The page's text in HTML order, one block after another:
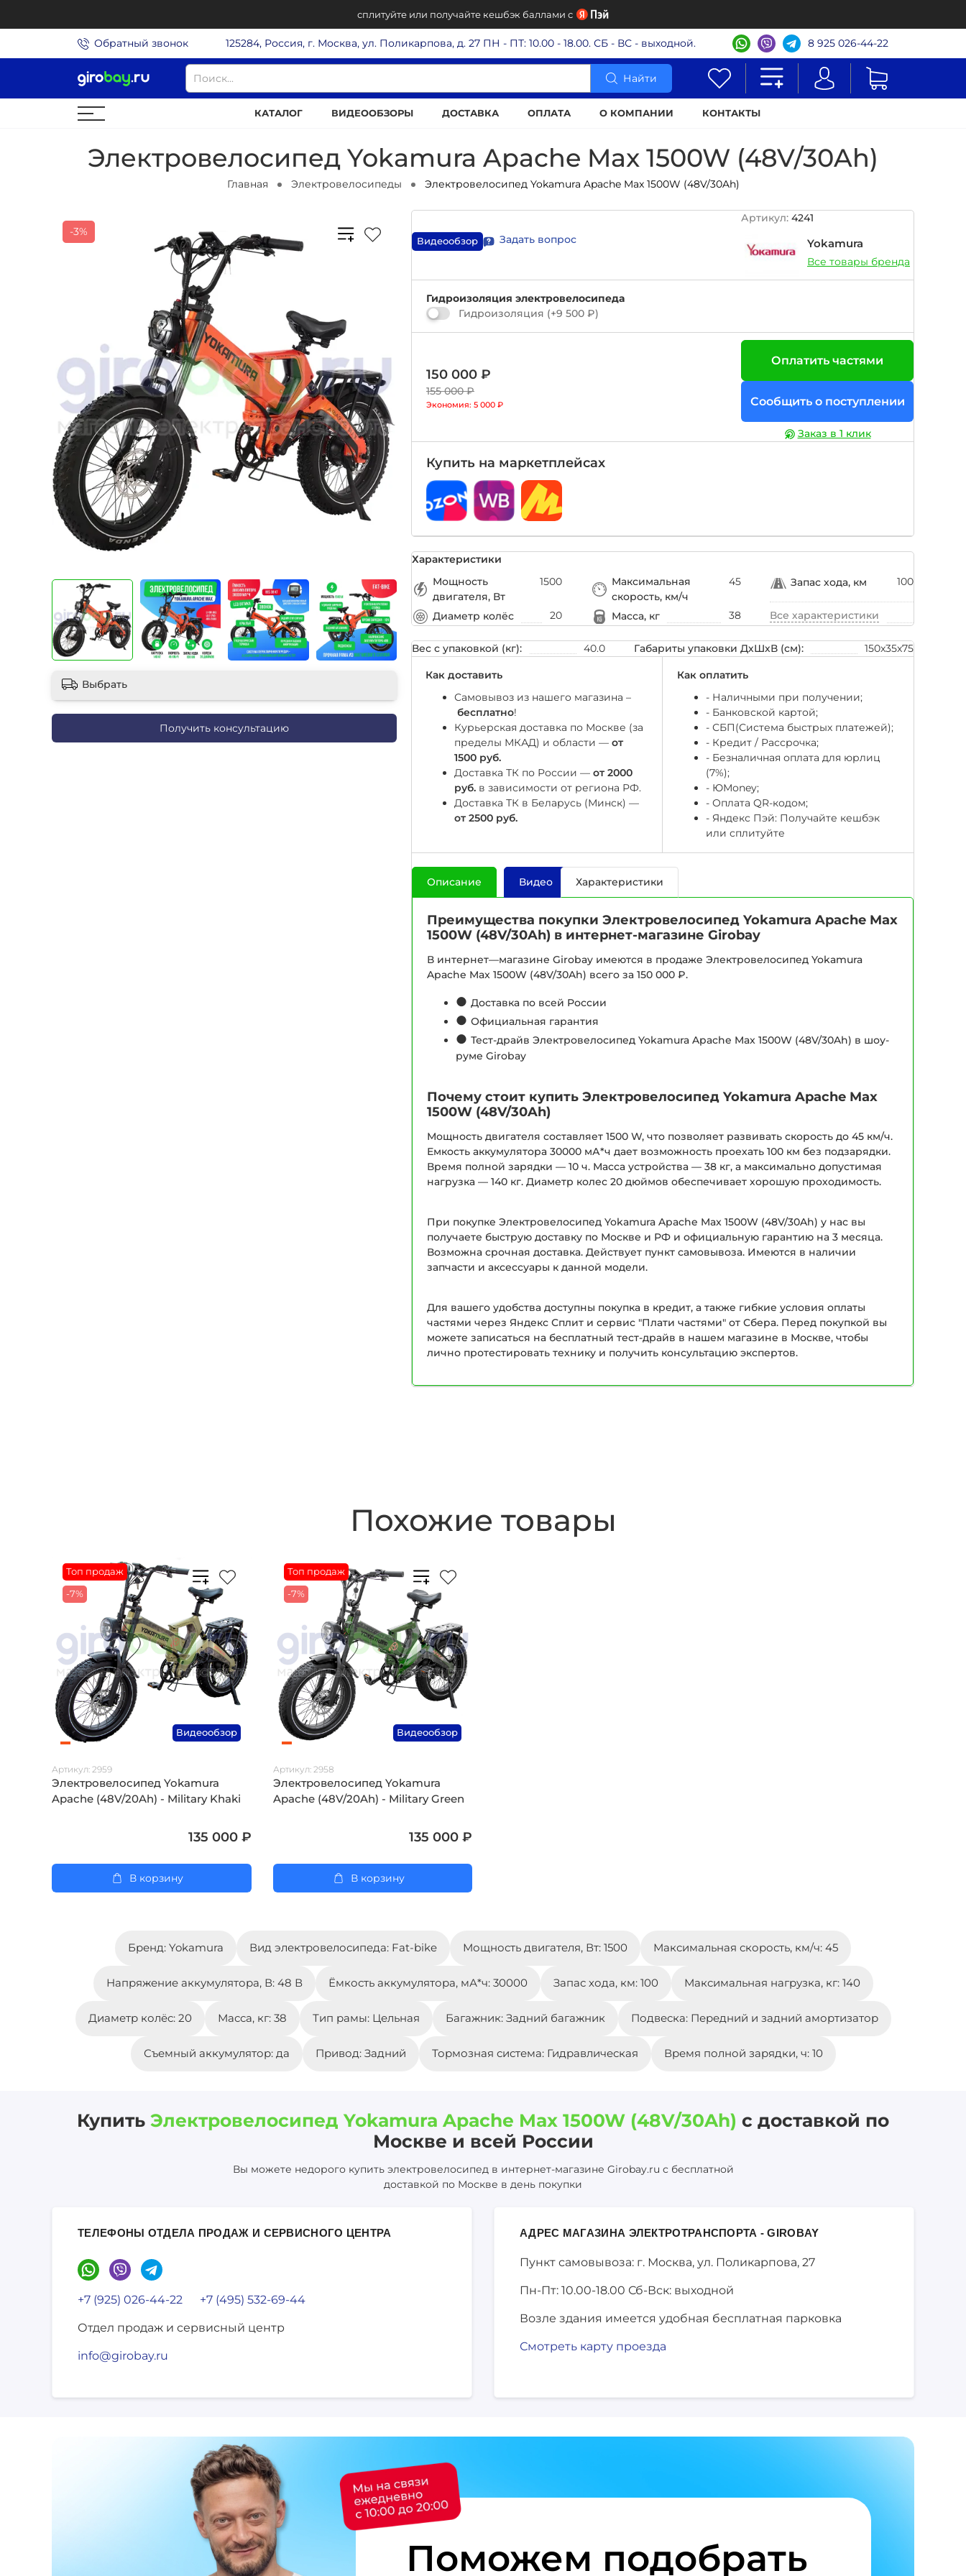
сплитуйте или получайте кешбэк баллами с
Обратный звонок 125284, Россия, г. Москва, ул. Поликарпова, д. 27 ПН - ПТ: 10.00 - 18.00. СБ - ВС - выходной. 8 925 026-44-22
Найти
КАТАЛОГ ВИДЕООБЗОРЫ ДОСТАВКА ОПЛАТА О КОМПАНИИ КОНТАКТЫ
Электровелосипед Yokamura Apache Max 1500W (48V/30Ah)
Главная Электровелосипеды Электровелосипед Yokamura Apache Max 1500W (48V/30Ah)
-3%
Выбрать
Получить консультацию
Видеообзор Задать вопрос
Артикул: 4241
Yokamura
Все товары бренда
Гидроизоляция электровелосипеда
Гидроизоляция (+9 500 ₽)
150 000 ₽
155 000 ₽
Экономия: 5 000 ₽
Оплатить частями
Сообщить о поступлении
Заказ в 1 клик
Купить на маркетплейсах
Характеристики
Мощность
двигателя, Вт
1500
Максимальная
скорость, км/ч
45 Запас хода, км 100
Диаметр колёс 20 Масса, кг 38 Все характеристики
Вес с упаковкой (кг): 40.0 Габариты упаковки ДхШхВ (см): 150x35x75
Как доставить
Самовывоз из нашего магазина –
бесплатно!
Курьерская доставка по Москве (за
пределы МКАД) и области — от
1500 руб.
Доставка ТК по России — от 2000
руб. в зависимости от региона РФ.
Доставка ТК в Беларусь (Минск) —
от 2500 руб.
Как оплатить
- Наличными при получении;
- Банковской картой;
- СБП(Система быстрых платежей);
- Кредит / Рассрочка;
- Безналичная оплата для юрлиц
(7%);
- ЮМоney;
- Оплата QR-кодом;
- Яндекс Пэй: Получайте кешбэк
или сплитуйте
Описание Видео Характеристики
Преимущества покупки Электровелосипед Yokamura Apache Max
1500W (48V/30Ah) в интернет-магазине Girobay
В интернет—магазине Girobay имеются в продаже Электровелосипед Yokamura
Apache Max 1500W (48V/30Ah) всего за 150 000 ₽.
● Доставка по всей России
● Официальная гарантия
● Тест-драйв Электровелосипед Yokamura Apache Max 1500W (48V/30Ah) в шоу-
руме Girobay
Почему стоит купить Электровелосипед Yokamura Apache Max
1500W (48V/30Ah)
Мощность двигателя составляет 1500 W, что позволяет развивать скорость до 45 км/ч.
Емкость аккумулятора 30000 мА*ч дает возможность проехать 100 км без подзарядки.
Время полной зарядки — 10 ч. Масса устройства — 38 кг, а максимально допустимая
нагрузка — 140 кг. Диаметр колес 20 дюймов обеспечивает хорошую проходимость.
При покупке Электровелосипед Yokamura Apache Max 1500W (48V/30Ah) у нас вы
получаете быструю доставку по Москве и РФ и официальную гарантию на 3 месяца.
Возможна срочная доставка. Действует пункт самовывоза. Имеются в наличии
запчасти и аксессуары к данной модели.
Для вашего удобства доступны покупка в кредит, а также гибкие условия оплаты
частями через Яндекс Сплит и сервис "Плати частями" от Сбера. Перед покупкой вы
можете записаться на бесплатный тест-драйв в нашем магазине в Москве, чтобы
лично протестировать технику и получить консультацию экспертов.
Похожие товары
Топ продаж
-7%
Видеообзор
Артикул: 2959
Электровелосипед Yokamura
Apache (48V/20Ah) - Military Khaki
135 000 ₽
В корзину
Топ продаж
-7%
Видеообзор
Артикул: 2958
Электровелосипед Yokamura
Apache (48V/20Ah) - Military Green
135 000 ₽
В корзину
Бренд: Yokamura Вид электровелосипеда: Fat-bike Мощность двигателя, Вт: 1500 Максимальная скорость, км/ч: 45
Напряжение аккумулятора, В: 48 В Ёмкость аккумулятора, мА*ч: 30000 Запас хода, км: 100 Максимальная нагрузка, кг: 140
Диаметр колёс: 20 Масса, кг: 38 Тип рамы: Цельная Багажник: Задний багажник Подвеска: Передний и задний амортизатор
Съемный аккумулятор: да Привод: Задний Тормозная система: Гидравлическая Время полной зарядки, ч: 10
Купить Электровелосипед Yokamura Apache Max 1500W (48V/30Ah) с доставкой по
Москве и всей России
Вы можете недорого купить электровелосипед в интернет-магазине Girobay.ru с бесплатной
доставкой по Москве в день покупки
ТЕЛЕФОНЫ ОТДЕЛА ПРОДАЖ И СЕРВИСНОГО ЦЕНТРА
+7 (925) 026-44-22 +7 (495) 532-69-44
Отдел продаж и сервисный центр
info@girobay.ru
АДРЕС МАГАЗИНА ЭЛЕКТРОТРАНСПОРТА - GIROBAY
Пункт самовывоза: г. Москва, ул. Поликарпова, 27
Пн-Пт: 10.00-18.00 Сб-Вск: выходной
Возле здания имеется удобная бесплатная парковка
Смотреть карту проезда
Поможем подобрать